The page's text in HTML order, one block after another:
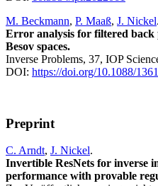
M. Beckmann, P. Maaß, J. Nickel.
Error analysis for filtered back
Besov spaces.
Inverse Problems, 37, IOP
DOI: https://doi.org/10.1088/
Preprint
C. Arndt, J. Nickel.
Invertible ResNets for inverse
performance with provable